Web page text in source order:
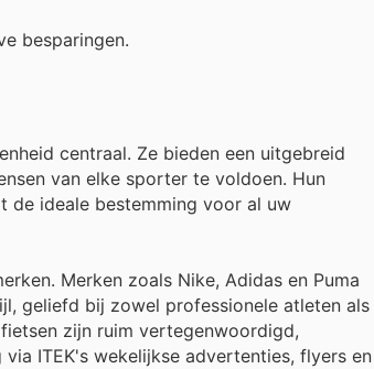
besparingen.
centraal. Ze bieden een uitgebreid
van elke sporter te voldoen. Hun
de ideale bestemming voor al uw
Merken zoals Nike, Adidas en Puma
geliefd bij zowel professionele atleten als
zijn ruim vertegenwoordigd,
ITEK's wekelijkse advertenties, flyers en